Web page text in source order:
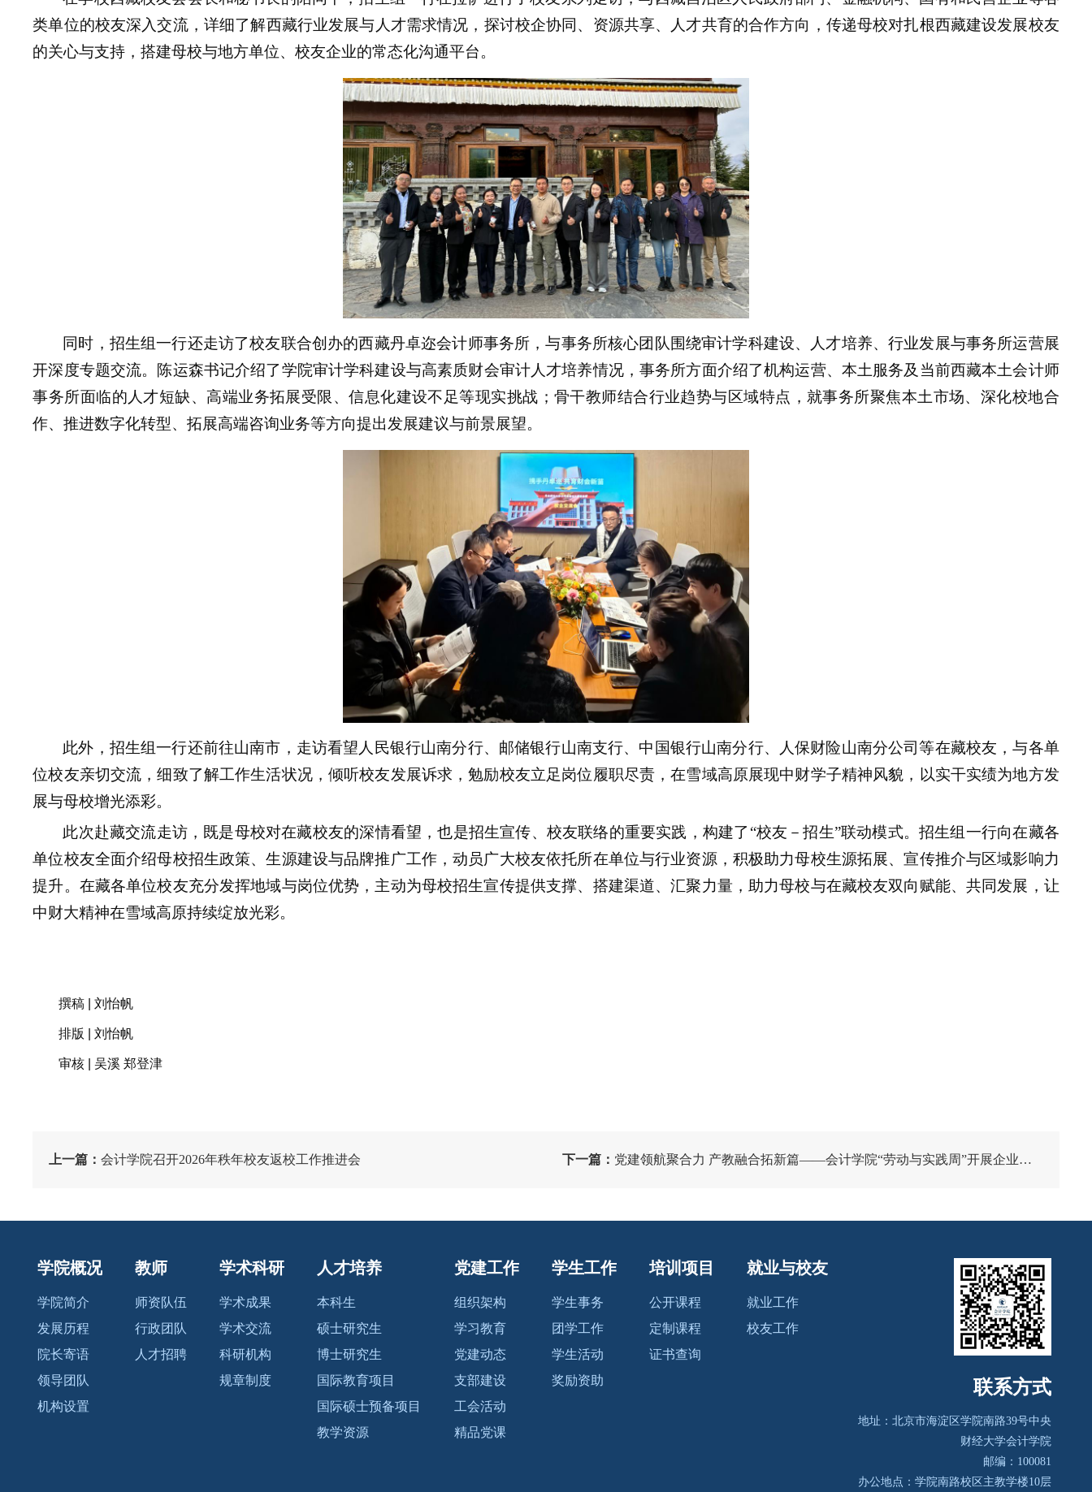
类单位的校友深入交流，详细了解西藏行业发展与人才需求情况，探讨校企协同、资源共享、人才共育的合作方向，传递母校对扎根西藏建设发展校友
的关心与支持，搭建母校与地方单位、校友企业的常态化沟通平台。
同时，招生组一行还走访了校友联合创办的西藏丹卓迩会计师事务所，与事务所核心团队围绕审计学科建设、人才培养、行业发展与事务所运营展
开深度专题交流。 陈运森书记介绍了学院审计学科建设与高素质财会审计人才培养情况，事务所方面介绍了机构运营、本土服务及当前西藏本土会计师
事务所面临的人才短缺、高端业务拓展受限、信息化建设不足等现实挑战；骨干教师结合行业趋势与区域特点，就事务所聚焦本土市场、深化校地合
作、推进数字化转型、拓展高端咨询业务等方向提出发展建议与前景展望。
此外，招生组一行还前往山南市，走访看望人 民银行山南分行、邮储银行山南支行、中国银行山南分行、人保财险山南分公司等在藏校友，与各单
位校友亲切交流，细致了解工作生活状况，倾听校友发展诉求，勉励校友立足岗位履职尽责，在雪域高原展现中财学子精神风貌，以实干实绩为地方发
展与母校增光添彩。
此次赴藏交流走访， 既是母校对在藏校友的深情看望，也是招生宣传、校友联络的重要实践 ，构建了“校友－招生”联动模式。招生组一行向在藏各
单位校友全面介绍母校招生政策、生源建设与品牌推广工作，动员广大校友依托所在单位与行业资源，积极助力母校生源拓展、宣传推介与区域影响力
提升。在藏各单位校友充分发挥地域与岗位优势，主动为母校招生宣传提供支撑、搭建渠道、汇聚力量，助力母校与在藏校友双向赋能、共同发展，让
中财大精神在雪域高原持续绽放光彩。
撰稿 |刘怡帆
排版 |刘怡帆
审核 |吴溪 郑登津
上一篇：会计学院召开2026年秩年校友返校工作推进会 下一篇： 党建领航聚合力 产教融合拓新篇——会计学院“劳动与实践周”开展企业参访与校友讲座系列活动
学院概况
学院简介
发展历程
院长寄语
领导团队
机构设置
教师
师资队伍
行政团队
人才招聘
学术科研
学术成果
学术交流
科研机构
规章制度
人才培养
本科生
硕士研究生
博士研究生
国际教育项目
国际硕士预备项目
教学资源
党建工作
组织架构
学习教育
党建动态
支部建设
工会活动
精品党课
学生工作
学生事务
团学工作
学生活动
奖励资助
培训项目
公开课程
定制课程
证书查询
就业与校友
就业工作
校友工作
联系方式
地址：北京市海淀区学院南路39号中央
财经大学会计学院
邮编：100081
办公地点：学院南路校区主教学楼10层